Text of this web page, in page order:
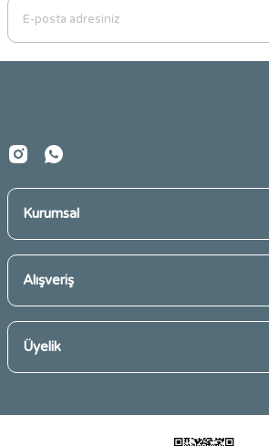
Ürün açıklamasında eksik bilgiler bulunuyor.
Ürün bilgilerinde hatalar bulunuyor.
Kurumsal
Alışveriş
Üyelik